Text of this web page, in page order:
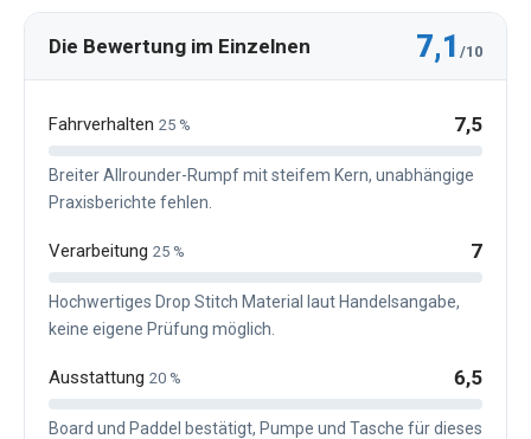
Die Bewertung im Einzelnen 7,1 /10
Fahrverhalten 25 % 7,5
Breiter Allrounder-Rumpf mit steifem Kern, unabhängige
Praxisberichte fehlen.
Verarbeitung 25 % 7
Hochwertiges Drop Stitch Material laut Handelsangabe,
keine eigene Prüfung möglich.
Ausstattung 20 % 6,5
Board und Paddel bestätigt, Pumpe und Tasche für dieses